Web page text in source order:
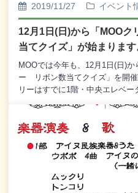
2019/11/27 イベント
12月1日(日)から「MOO
当てクイズ」が始まります
MOOでは今年も、12月1日(日)
ー リボン数当てクイズ」を開
リーはすでに1階・中央エレベ
ングス」ペア宿泊券をプレゼン
には抽選となります。)今年も
す。＜応募方法＞1．MOO店内
用紙をGET！ ↓2．さらにお
各店舗でスタンプを 押して
つ集めたら応募できます。 応